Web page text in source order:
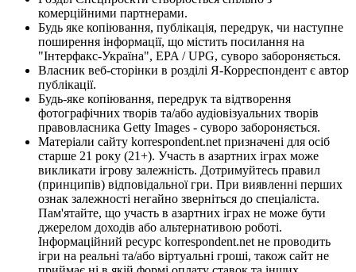
комерційними партнерами.
Будь яке копіювання, публікація, передрук, чи наступне
поширення інформації, що містить посилання на
"Інтерфакс-Україна", EPA / UPG, суворо забороняється.
Власник веб-сторінки в розділі Я-Корреспондент є автор
публікації.
Будь-яке копіювання, передрук та відтворення
фотографічних творів та/або аудіовізуальних творів
правовласника Getty Images - суворо забороняється.
Матеріали сайту korrespondent.net призначені для осіб
старше 21 року (21+). Участь в азартних іграх може
викликати ігрову залежність. Дотримуйтесь правил
(принципів) відповідальної гри. При виявленні перших
ознак залежності негайно зверніться до спеціаліста.
Пам'ятайте, що участь в азартних іграх не може бути
джерелом доходів або альтернативою роботі.
Інформаційний ресурс korrespondent.net не проводить
ігри на реальні та/або віртуальні гроші, також сайт не